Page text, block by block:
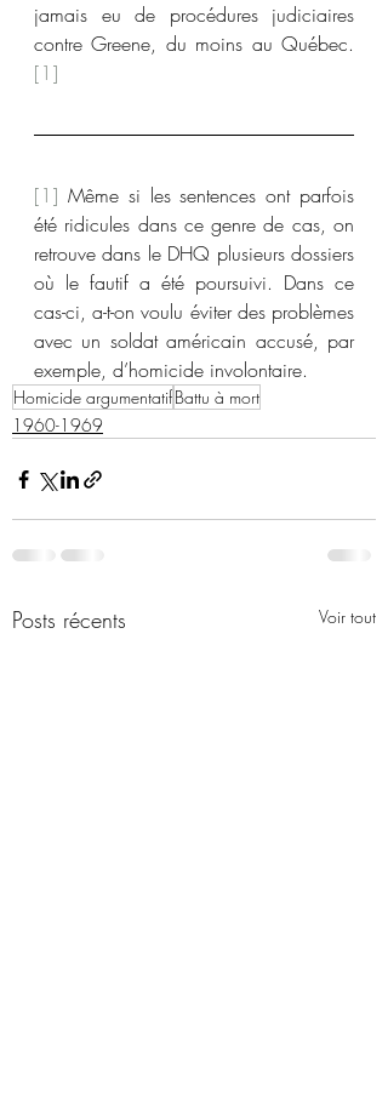
jamais eu de procédures judiciaires
contre Greene, du moins au Québec.
[1]
[1] Même si les sentences ont parfois
été ridicules dans ce genre de cas, on
retrouve dans le DHQ plusieurs dossiers
où le fautif a été poursuivi. Dans ce
cas-ci, a-t-on voulu éviter des problèmes
avec un soldat américain accusé, par
exemple, d’homicide involontaire.
Homicide argumentatifBattu à mort
1960-1969
Posts récents Voir tout